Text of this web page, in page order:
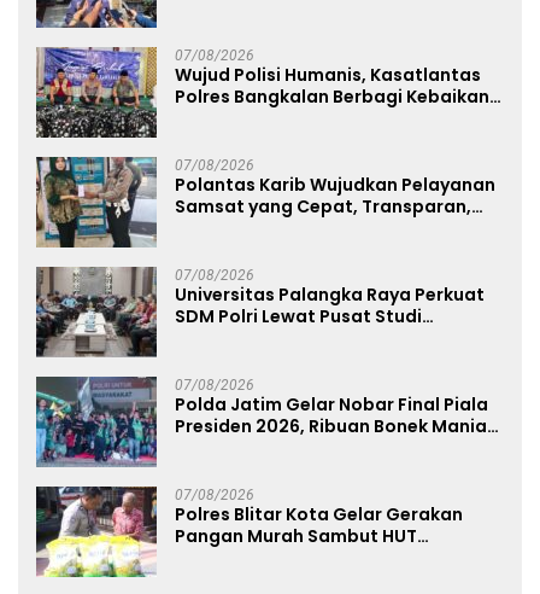
07/08/2026
Wujud Polisi Humanis, Kasatlantas
Polres Bangkalan Berbagi Kebaikan
07/08/2026
Polantas Karib Wujudkan Pelayanan
Samsat yang Cepat, Transparan,
07/08/2026
Universitas Palangka Raya Perkuat
SDM Polri Lewat Pusat Studi
07/08/2026
Polda Jatim Gelar Nobar Final Piala
Presiden 2026, Ribuan Bonek Mania
07/08/2026
Polres Blitar Kota Gelar Gerakan
Pangan Murah Sambut HUT